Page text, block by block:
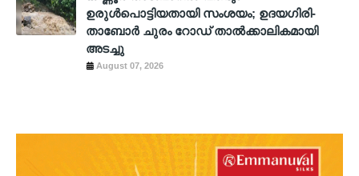
ഉരുൾപൊട്ടിയതായി സംശയം; ഉദയഗിരി-
താബോർ ചുരം റോഡ് താൽക്കാലികമായി
അടച്ചു
August 07, 2026